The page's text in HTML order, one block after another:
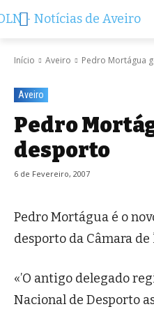
Início Aveiro Pedro Mortágua
Aveiro
Pedro
desporto
6 de Fevereiro, 2007
Pedro Mortágua é o
desporto da Câmara de
«’O antigo delegado
Nacional de Desporto